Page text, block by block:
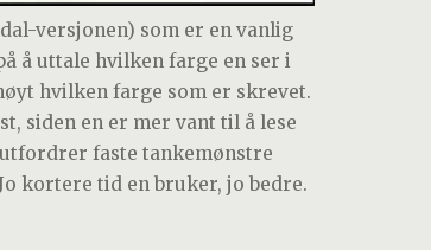
versjonen) som er en vanlig
å uttale hvilken farge en ser i
hvilken farge som er skrevet.
siden en er mer vant til å lese
faste tankemønstre
kortere tid en bruker, jo bedre.